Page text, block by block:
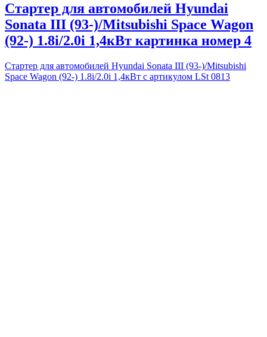
Стартер для автомобилей Hyundai
Sonata III (93-)/Mitsubishi Space Wagon
(92-) 1.8i/2.0i 1,4кВт картинка номер 4
Стартер для автомобилей Hyundai Sonata III (93-)/Mitsubishi
Space Wagon (92-) 1.8i/2.0i 1,4кВт с артикулом LSt 0813